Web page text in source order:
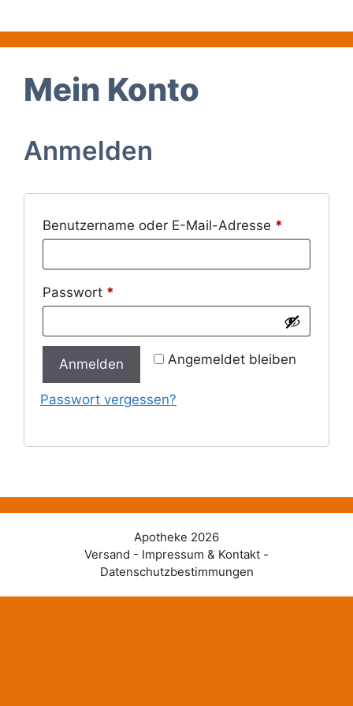
Inhalt
springen
Mein Konto
Anmelden
Benutzername oder E-Mail-Adresse *
Passwort *
Angemeldet bleiben
Anmelden
Passwort vergessen?
Apotheke 2026
Versand - Impressum & Kontakt -
Datenschutzbestimmungen